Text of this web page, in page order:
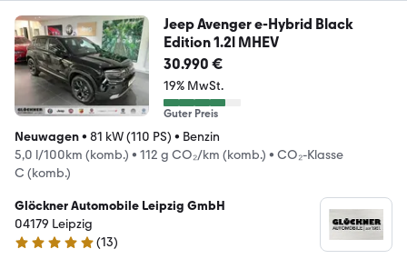
Jeep Avenger e-Hybrid Black
Edition 1.2l MHEV
30.990 €
19% MwSt.
Guter Preis
Neuwagen• 81 kW (110 PS) • Benzin
5,0 l/100km (komb.) • 112 g CO₂/km (komb.) • CO₂-Klasse
C (komb.)
Glöckner Automobile Leipzig GmbH
04179 Leipzig
4.8 Sterne
(13)